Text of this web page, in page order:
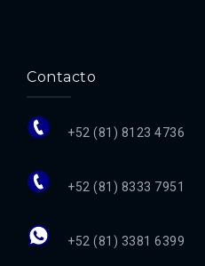
Contacto
+52 (81) 8123 4736
+52 (81) 8333 7951
+52 (81) 3381 6399